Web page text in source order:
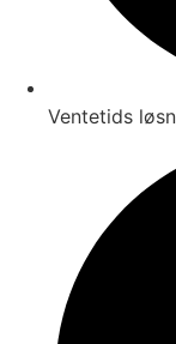
Ventetids